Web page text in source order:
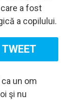
a fost
a copilului.
TWEET
un om
şi nu